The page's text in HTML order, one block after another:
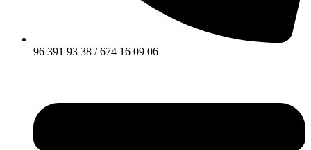
96 391 93 38 / 674 16 09 06